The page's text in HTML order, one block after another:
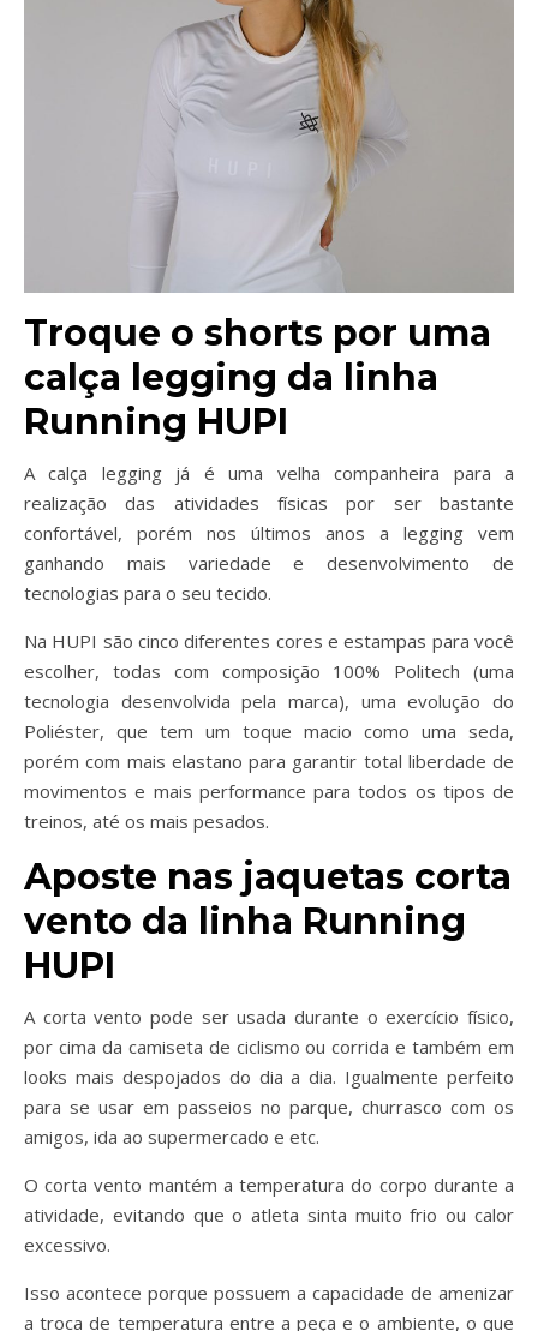
Troque o shorts por uma
calça legging da linha
Running HUPI
A calça legging já é uma velha companheira para a
realização das atividades físicas por ser bastante
confortável, porém nos últimos anos a legging vem
ganhando mais variedade e desenvolvimento de
tecnologias para o seu tecido.
Na HUPI são cinco diferentes cores e estampas para você
escolher, todas com composição 100% Politech (uma
tecnologia desenvolvida pela marca), uma evolução do
Poliéster, que tem um toque macio como uma seda,
porém com mais elastano para garantir total liberdade de
movimentos e mais performance para todos os tipos de
treinos, até os mais pesados.
Aposte nas jaquetas corta
vento da linha Running
HUPI
A corta vento pode ser usada durante o exercício físico,
por cima da camiseta de ciclismo ou corrida e também em
looks mais despojados do dia a dia. Igualmente perfeito
para se usar em passeios no parque, churrasco com os
amigos, ida ao supermercado e etc.
O corta vento mantém a temperatura do corpo durante a
atividade, evitando que o atleta sinta muito frio ou calor
excessivo.
Isso acontece porque possuem a capacidade de amenizar
a troca de temperatura entre a peça e o ambiente, o que